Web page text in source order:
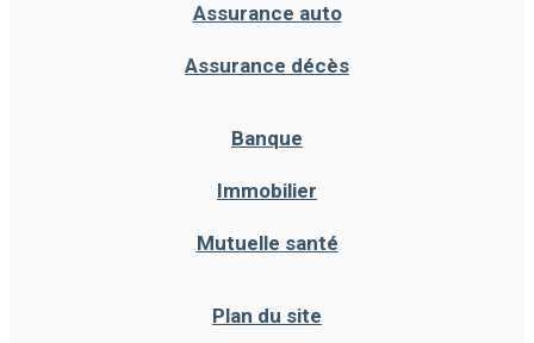
Assurance auto
Assurance décès
Banque
Immobilier
Mutuelle santé
Plan du site